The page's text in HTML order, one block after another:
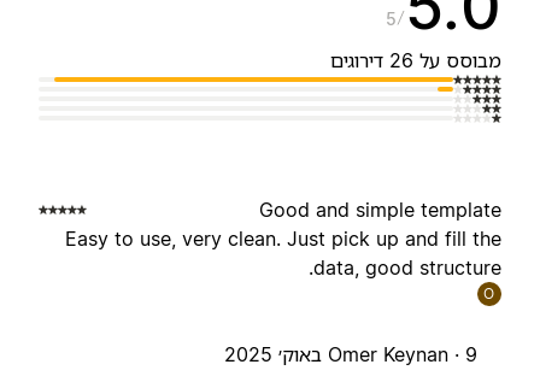
5
על 26 דירוגים
Good and simple
Easy to use, very clean. Just pick up and fill
data, good
Omer Keynan ·